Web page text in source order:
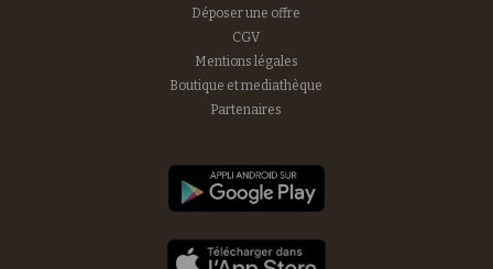
Déposer une offre
CGV
Mentions légales
Boutique et mediathèque
Partenaires